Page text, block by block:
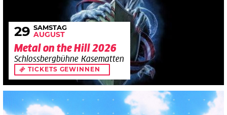
29 SAMSTAG
AUGUST
Metal on the Hill 2026
Schlossbergbühne Kasematten
TICKETS GEWINNEN